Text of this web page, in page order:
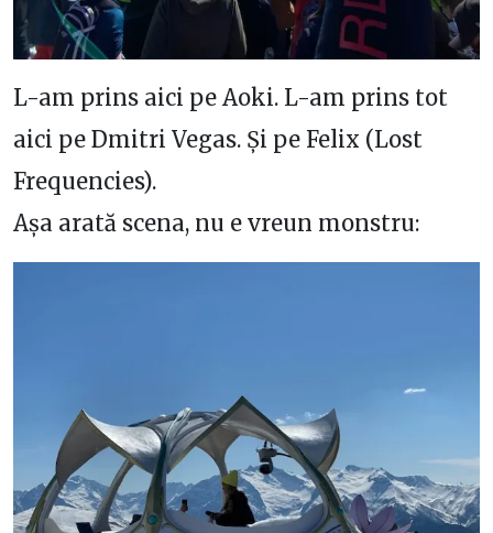
L-am prins aici pe Aoki. L-am prins tot
aici pe Dmitri Vegas. Și pe Felix (Lost
Frequencies).
Așa arată scena, nu e vreun monstru: